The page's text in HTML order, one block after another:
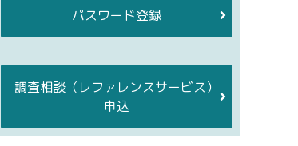
パスワード登録
調査相談 （レファレンスサービス）
申込